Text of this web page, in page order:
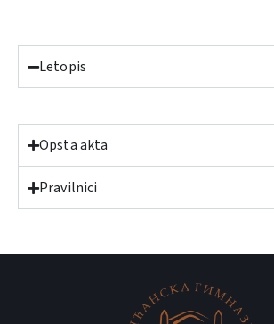
Letopis
Opsta akta
Pravilnici